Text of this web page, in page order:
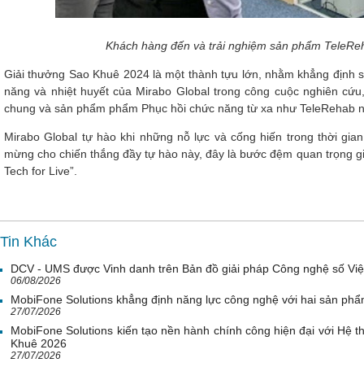
Khách hàng đến và trải nghiệm sản phẩm
Giải thưởng Sao Khuê 2024 là một thành tựu lớn, nhằm khẳng
năng và nhiệt huyết của Mirabo Global trong công cuộc nghiên
chung và sản phẩm phẩm Phục hồi chức năng từ xa như TeleRehab
Mirabo Global tự hào khi những nỗ lực và cống hiến trong thời
mừng cho chiến thắng đầy tự hào này, đây là bước đệm quan trọng
Tech for Live”.
Tin Khác
DCV - UMS được Vinh danh trên Bản đồ giải pháp Công nghệ số
06/08/2026
MobiFone Solutions khẳng định năng lực công nghệ với hai sản
27/07/2026
MobiFone Solutions kiến tạo nền hành chính công hiện đại với Hệ
Khuê 2026
27/07/2026